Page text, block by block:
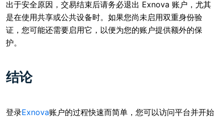
出于安全原因，交易结束后请务必退出 Exnova 账户，尤其
是在使用共享或公共设备时。如果您尚未启用双重身份验
证，您可能还需要启用它，以便为您的账户提供额外的保
护。
结论
登录Exnova账户的过程快速而简单，您可以访问平台并开始